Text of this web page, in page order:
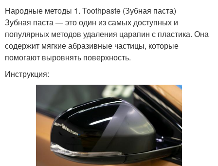
Народные методы 1. Toothpaste (Зубная паста)
Зубная паста — это один из самых доступных и
популярных методов удаления царапин с пластика. Она
содержит мягкие абразивные частицы, которые
помогают выровнять поверхность.
Инструкция: